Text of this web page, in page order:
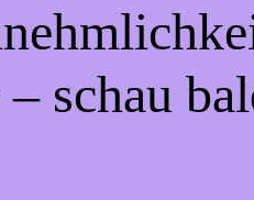
schau